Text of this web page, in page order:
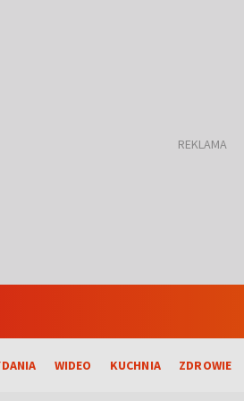
WIDEO KUCHNIA ZDROWIE